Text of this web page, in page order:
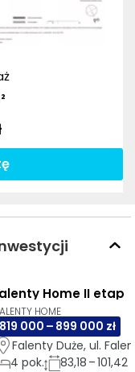
AI GOTOWE DO
Home II etap
HOME
819 000 – 899 000 zł
Falenty Duże, ul.
4 pok. 83,18 – 101,42